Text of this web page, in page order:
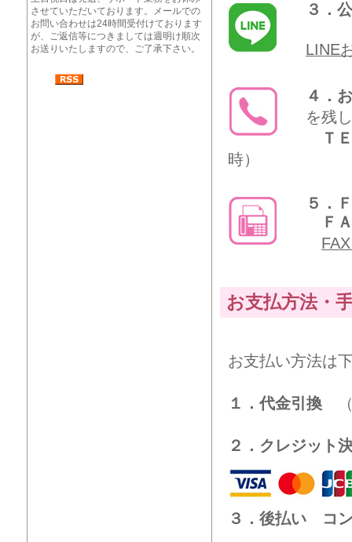
させていただいております。メールでの
お問い合わせは24時間受付けております
が、ご返信等につきましては週明け順次
お送りいたしますので、ご了承下さい。
３．
LINE
４．
を残
Ｔ
時）
５．
ＦＡ
お支払方法・
お支払い方法は
１．代金引換 （
２．クレジット
３．後払い コ